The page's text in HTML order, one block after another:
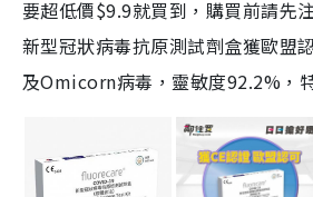
要超低價$9.9就買到，購買前請先
新型冠狀病毒抗原測試劑盒獲歐盟
及Omicorn病毒，靈敏度92.2%，